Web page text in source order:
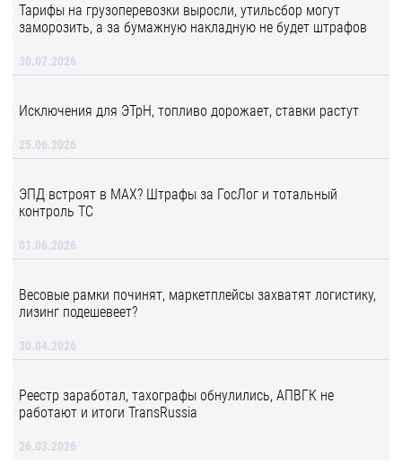
Тарифы на грузоперевозки выросли, утильсбор могут
заморозить, а за бумажную накладную не будет штрафов
30.07.2026
Исключения для ЭТрН, топливо дорожает, ставки растут
25.06.2026
ЭПД встроят в MAX? Штрафы за ГосЛог и тотальный
контроль ТС
01.06.2026
Весовые рамки починят, маркетплейсы захватят логистику,
лизинг подешевеет?
30.04.2026
Реестр заработал, тахографы обнулились, АПВГК не
работают и итоги TransRussia
26.03.2026